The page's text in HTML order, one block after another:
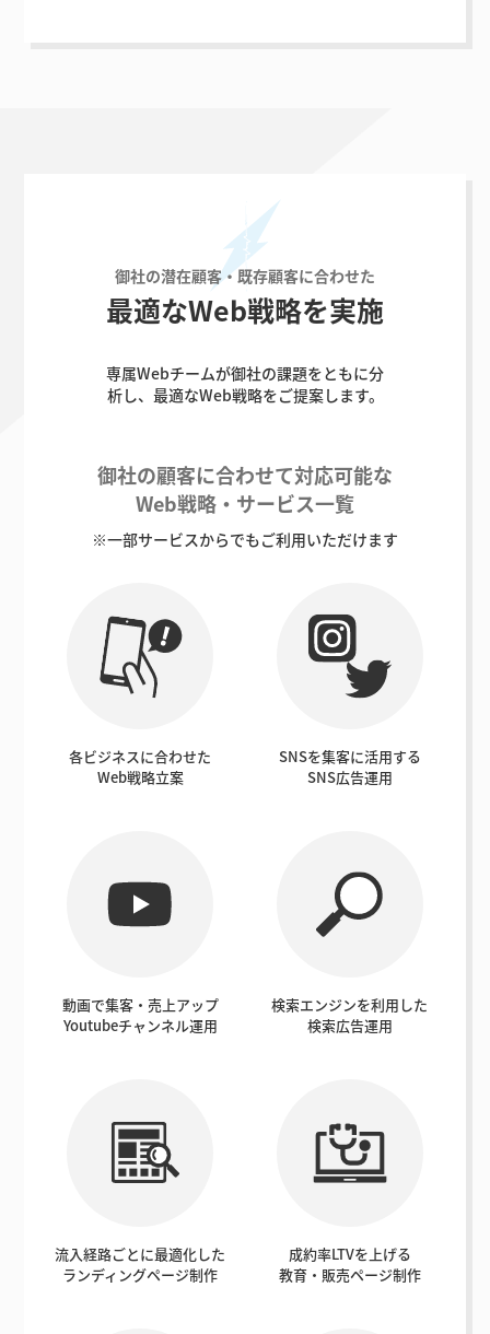
御社の潜在顧客・既存顧客に合わせた
最適なWeb戦略を実施
専属Webチームが御社の課題をともに分
析し、最適なWeb戦略をご提案します。
御社の顧客に合わせて対応可能な
Web戦略・サービス一覧
※一部サービスからでもご利用いただけます
各ビジネスに合わせた
Web戦略立案
SNSを集客に活用する
SNS広告運用
動画で集客・売上アップ
Youtubeチャンネル運用
検索エンジンを利用した
検索広告運用
流入経路ごとに最適化した
ランディングページ制作
成約率LTVを上げる
教育・販売ページ制作